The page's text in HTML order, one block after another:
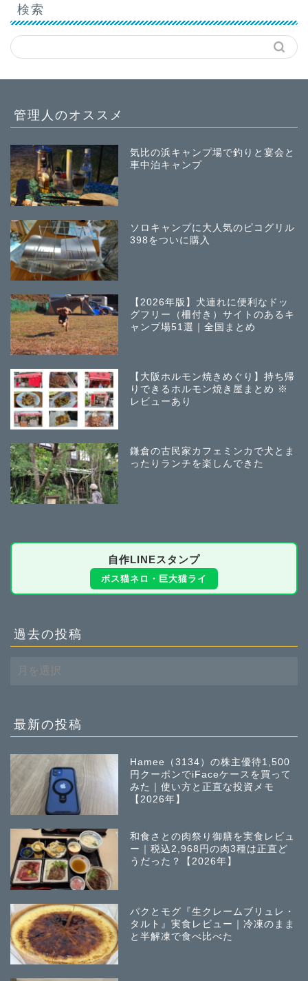
検索
管理人のオススメ
気比の浜キャンプ場で釣りと宴会と
車中泊キャンプ
ソロキャンプに大人気のピコグリル
398をついに購入
【2026年版】犬連れに便利なドッ
グフリー（柵付き）サイトのあるキ
ャンプ場51選｜全国まとめ
【大阪ホルモン焼きめぐり】持ち帰
りできるホルモン焼き屋まとめ ※
レビューあり
鎌倉の古民家カフェミンカで犬とま
ったりランチを楽しんできた
自作LINEスタンプ
ボス猫ネロ・巨大猫ライ
過去の投稿
去
稿
最新の投稿
Hamee（3134）の株主優待1,500
円クーポンでiFaceケースを買って
みた｜使い方と正直な投資メモ
【2026年】
和食さとの肉祭り御膳を実食レビュ
ー｜税込2,968円の肉3種は正直ど
うだった？【2026年】
パクとモグ『生クレームブリュレ・
タルト』実食レビュー｜冷凍のまま
と半解凍で食べ比べた